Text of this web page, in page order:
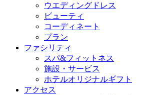
ウエディングドレス
ビューティ
コーディネート
プラン
ファシリティ
スパ&フィットネス
施設・サービス
ホテルオリジナルギフト
アクセス